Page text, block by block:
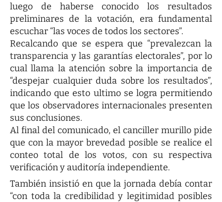
luego de haberse conocido los resultados
preliminares de la votación, era fundamental
escuchar “las voces de todos los sectores”.
Recalcando que se espera que “prevalezcan la
transparencia y las garantías electorales”, por lo
cual llama la atención sobre la importancia de
“despejar cualquier duda sobre los resultados”,
indicando que esto ultimo se logra permitiendo
que los observadores internacionales presenten
sus conclusiones.
Al final del comunicado, el canciller murillo pide
que con la mayor brevedad posible se realice el
conteo total de los votos, con su respectiva
verificación y auditoría independiente.
También insistió en que la jornada debía contar
“con toda la credibilidad y legitimidad posibles